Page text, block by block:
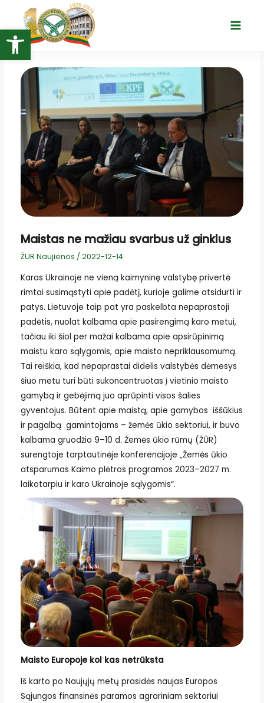
Open toolbar
turinio
Main
Maistas ne mažiau svarbus už ginklus
ŽUR Naujienos / 2022-12-14
Karas Ukrainoje ne vieną kaimyninę valstybę privertė
rimtai susimąstyti apie padėtį, kurioje galime atsidurti ir
patys. Lietuvoje taip pat yra paskelbta nepaprastoji
padėtis, nuolat kalbama apie pasirengimą karo metui,
tačiau iki šiol per mažai kalbama apie apsirūpinimą
maistu karo sąlygomis, apie maisto nepriklausomumą.
Tai reiškia, kad nepaprastai didelis valstybės dėmesys
šiuo metu turi būti sukoncentruotas į vietinio maisto
gamybą ir gebėjimą juo aprūpinti visos šalies
gyventojus. Būtent apie maistą, apie gamybos iššūkius
ir pagalbą gamintojams – žemės ūkio sektoriui, ir buvo
kalbama gruodžio 9–10 d. Žemės ūkio rūmų (ŽŪR)
surengtoje tarptautinėje konferencijoje „Žemės ūkio
atsparumas Kaimo plėtros programos 2023–2027 m.
laikotarpiu ir karo Ukrainoje sąlygomis“.
Maisto Europoje kol kas netrūksta
Iš karto po Naujųjų metų prasidės naujas Europos
Sąjungos finansinės paramos agrariniam sektoriui